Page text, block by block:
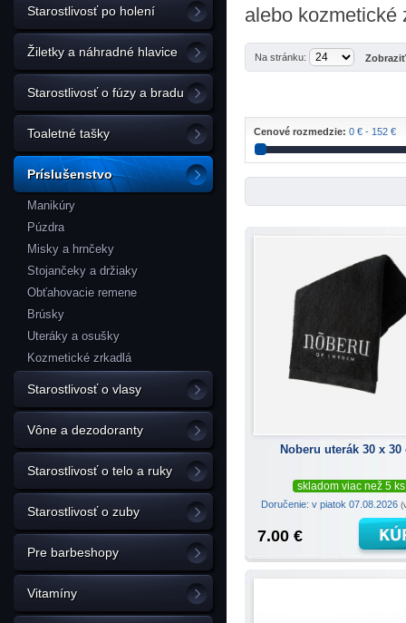
Starostlivosť po holení
Žiletky a náhradné hlavice
Starostlivosť o fúzy a bradu
Toaletné tašky
Príslušenstvo
Manikúry
Púzdra
Misky a hrnčeky
Stojančeky a držiaky
Obťahovacie remene
Brúsky
Uteráky a osušky
Kozmetické zrkadlá
Starostlivosť o vlasy
Vône a dezodoranty
Starostlivosť o telo a ruky
Starostlivosť o zuby
Pre barbeshopy
Vitamíny
alebo
Na stránku:
Cenové rozmedzie: 0 € - 152 €
Noberu uterák 30 x 30
skladom viac než 5 ks
Doručenie: v piatok 07.08.2026
7.00 €